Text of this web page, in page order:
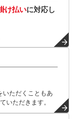
け払いに対応し
いただくこともあ
いただきます。